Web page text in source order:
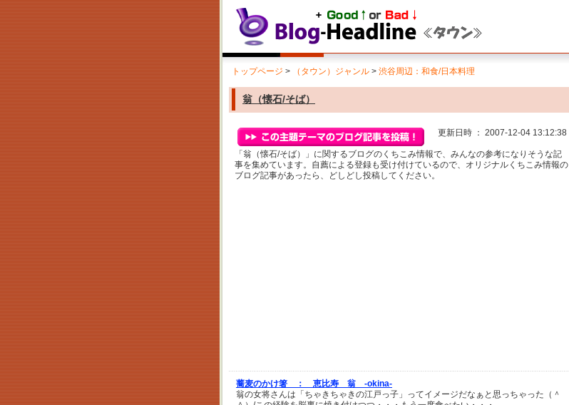
トップページ > （タウン）ジャンル > 渋谷周辺：和食/日本料理
翁（懐石/そば）
更新日時 ： 2007-12-04 13:12:38
「翁（懐石/そば）」に関するブログのくちこみ情報で、みんなの参考になりそうな記
事を集めています。自薦による登録も受け付けているので、オリジナルくちこみ情報の
ブログ記事があったら、どしどし投稿してください。
蕎麦のかけ箸 ：
恵比寿 翁 -okina-
翁の女将さんは「ちゃきちゃきの江戸っ子」ってイメージだなぁと思っちゃった（＾